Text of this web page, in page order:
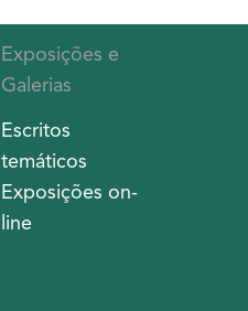
Exposições e
Galerias
Escritos
temáticos
Exposições on-
line